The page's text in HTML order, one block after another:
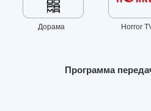
Дорама Horror
Программа